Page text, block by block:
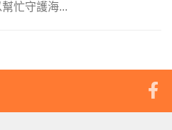
忙守護海...